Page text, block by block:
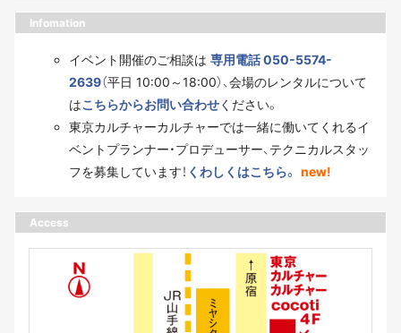
Infomation
イベント開催のご相談は 専用電話 050-5574-
2639（平日 10:00～18:00）、会場のレンタルについて
はこちらからお問い合わせください。
東京カルチャーカルチャーでは一緒に働いてくれるイ
ベントプランナー・プロデューサー、テクニカルスタッ
フを募集しています！ くわしくはこちら。 new!
Access